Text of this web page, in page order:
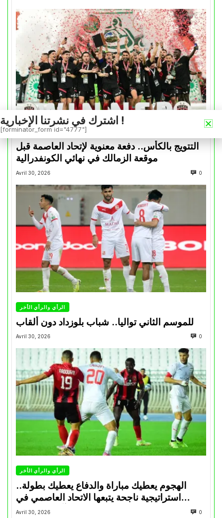
كأس الكونفدرالية
التتويج بالكأس.. دفعة معنوية لإتحاد العاصمة قبل
موقعة الزمالك في نهائي الكونفدرالية
Avril 30, 2026 0
الرأي والرأي الأخر
للموسم الثاني تواليا.. شباب بلوزداد دون ألقاب
Avril 30, 2026 0
الرأي والرأي الأخر
الهجوم يعطيك مباراة والدفاع يعطيك بطولة..
استراتيجية ناجحة يتبعها الاتحاد العاصمي في
تتويجاته آخر السنوات
Avril 30, 2026 0
اشترك في نشرتنا الإخبارية !
[forminator_form id="4777"]